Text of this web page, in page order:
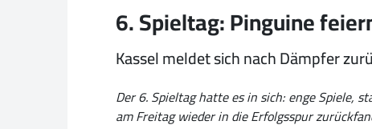
6. Spieltag: Pinguine
Kassel meldet sich nach Dämpfer
Der 6. Spieltag hatte es in sich: enge Spiele,
am Freitag wieder in die Erfolgsspur